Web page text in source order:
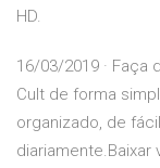
HD.
16/03/2019 · Faça
Cult de forma
organizado, de